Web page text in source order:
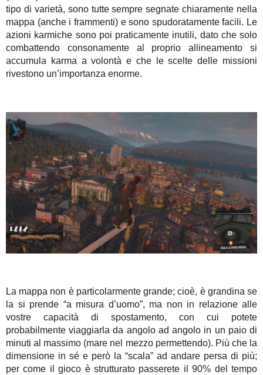
tipo di varietà, sono tutte sempre segnate chiaramente nella
mappa (anche i frammenti) e sono spudoratamente facili. Le
azioni karmiche sono poi praticamente inutili, dato che solo
combattendo consonamente al proprio allineamento si
accumula karma a volontà e che le scelte delle missioni
rivestono un’importanza enorme.
La mappa non è particolarmente grande; cioè, è grandina se
la si prende “a misura d’uomo”, ma non in relazione alle
vostre capacità di spostamento, con cui potete
probabilmente viaggiarla da angolo ad angolo in un paio di
minuti al massimo (mare nel mezzo permettendo). Più che la
dimensione in sé e però la “scala” ad andare persa di più;
per come il gioco è strutturato passerete il 90% del tempo